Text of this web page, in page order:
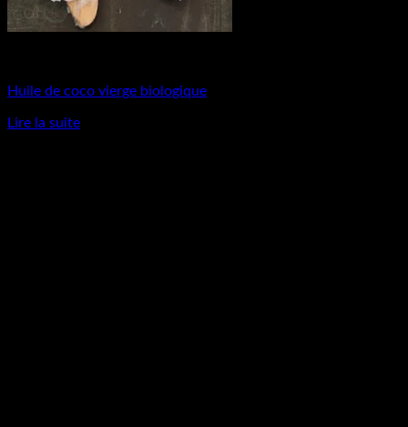
Huile de coco vierge biologique
Lire la suite